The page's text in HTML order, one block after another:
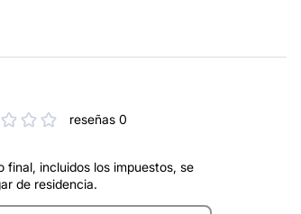
reseñas 0
final, incluidos los impuestos, se
de residencia.